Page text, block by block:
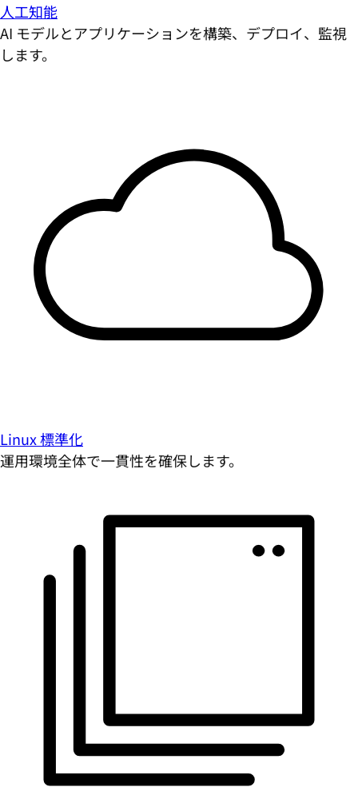
人工知能
AI モデルとアプリケーションを構築、デプロイ、監視
します。
Linux 標準化
運用環境全体で一貫性を確保します。